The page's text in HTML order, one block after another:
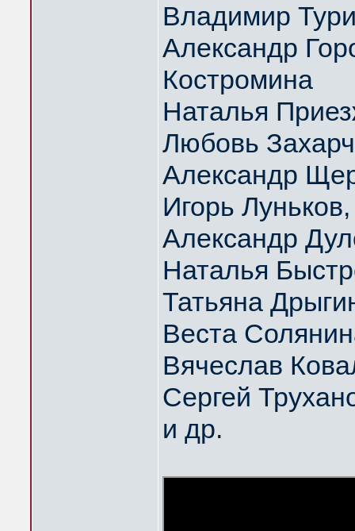
Владимир
Александр
Костромина
Наталья
Любовь
Александр
Игорь
Александр
Наталья
Татьяна
Веста
Вячеслав
Сергей
и др.